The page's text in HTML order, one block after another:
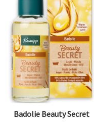
Badolie Beauty Secret